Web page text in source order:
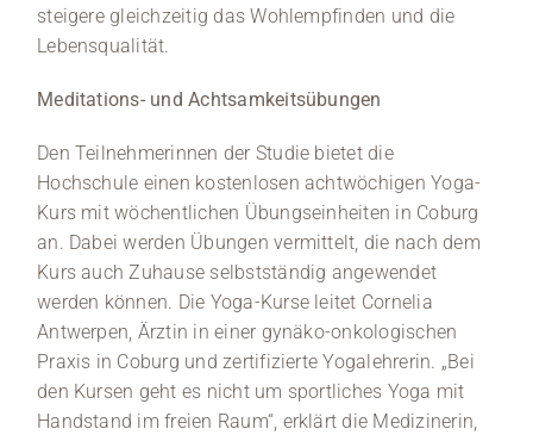
steigere gleichzeitig das Wohlempfinden und die
Lebensqualität.
Meditations- und Achtsamkeitsübungen
Den Teilnehmerinnen der Studie bietet die
Hochschule einen kostenlosen achtwöchigen Yoga-
Kurs mit wöchentlichen Übungseinheiten in Coburg
an. Dabei werden Übungen vermittelt, die nach dem
Kurs auch Zuhause selbstständig angewendet
werden können. Die Yoga-Kurse leitet Cornelia
Antwerpen, Ärztin in einer gynäko-onkologischen
Praxis in Coburg und zertifizierte Yogalehrerin. „Bei
den Kursen geht es nicht um sportliches Yoga mit
Handstand im freien Raum“, erklärt die Medizinerin,